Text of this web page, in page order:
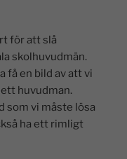
för att slå
skolhuvudmän.
få en bild av att vi
huvudman.
som vi måste lösa
ha ett rimligt